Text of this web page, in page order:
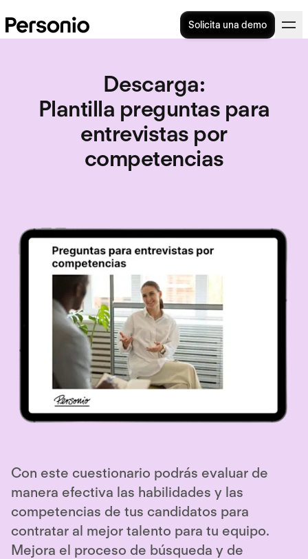
Solicita una demo
Descarga:
Plantilla preguntas para
entrevistas por
competencias
Con este cuestionario podrás evaluar de
manera efectiva las habilidades y las
competencias de tus candidatos para
contratar al mejor talento para tu equipo.
Mejora el proceso de búsqueda y de